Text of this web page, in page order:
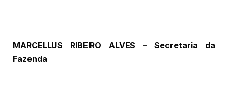
MARCELLUS RIBEIRO ALVES – Secretaria da
Fazenda